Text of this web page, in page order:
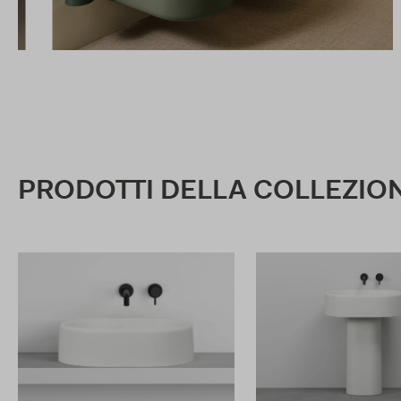
PRODOTTI DELLA